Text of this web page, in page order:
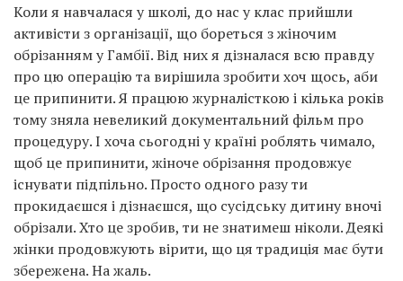
Коли я навчалася у школі, до нас у клас прийшли
активісти з організації, що бореться з жіночим
обрізанням у Гамбії. Від них я дізналася всю правду
про цю операцію та вирішила зробити хоч щось, аби
це припинити. Я працюю журналісткою і кілька років
тому зняла невеликий документальний фільм про
процедуру. І хоча сьогодні у країні роблять чимало,
щоб це припинити, жіноче обрізання продовжує
існувати підпільно. Просто одного разу ти
прокидаєшся і дізнаєшся, що сусідську дитину вночі
обрізали. Хто це зробив, ти не знатимеш ніколи. Деякі
жінки продовжують вірити, що ця традиція має бути
збережена. На жаль.